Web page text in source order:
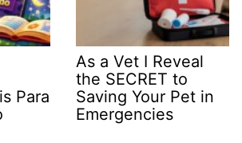
Para
As a Vet I Reveal
the SECRET to
Saving Your Pet in
Emergencies